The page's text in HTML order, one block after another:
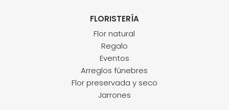
FLORISTERÍA
Flor natural
Regalo
Eventos
Arreglos fúnebres
Flor preservada y seco
Jarrones